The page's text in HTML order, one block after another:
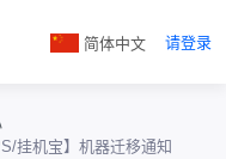
简体中文 请登录
挂机宝】机器迁移通知